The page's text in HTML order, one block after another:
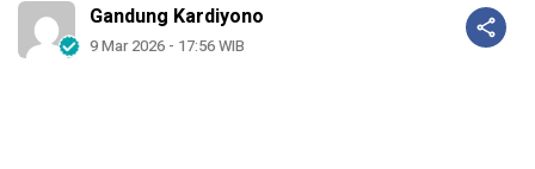
Gandung Kardiyono
9 Mar 2026 - 17:56 WIB